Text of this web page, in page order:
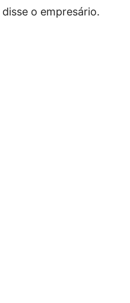
o empresário.